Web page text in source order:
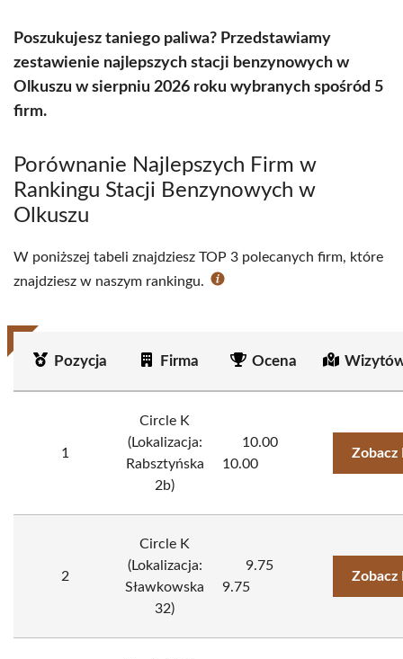
Poszukujesz taniego paliwa? Przedstawiamy
zestawienie najlepszych stacji benzynowych w
Olkuszu w sierpniu 2026 roku wybranych spośród 5
firm.
Porównanie Najlepszych Firm w
Rankingu Stacji Benzynowych w
Olkuszu
W poniższej tabeli znajdziesz TOP 3 polecanych firm, które
znajdziesz w naszym rankingu.
Pozycja Firma Ocena
1
Circle K
(Lokalizacja:
Rabsztyńska
2b)
10.00
10.00
Zobacz
2
Circle K
(Lokalizacja:
Sławkowska
32)
9.75
9.75
Zobacz